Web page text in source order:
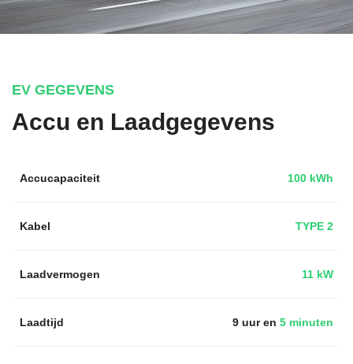
EV GEGEVENS
Accu en Laadgegevens
Accucapaciteit 100 kWh
Kabel TYPE 2
Laadvermogen 11 kW
Laadtijd 9 uur en 5 minuten